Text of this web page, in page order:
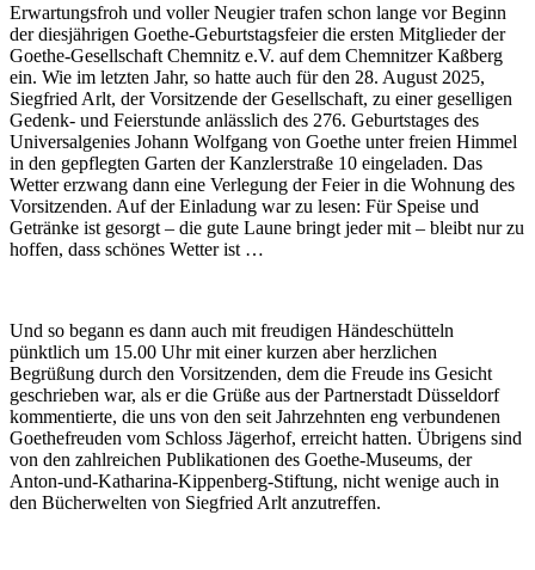
Erwartungsfroh und voller Neugier trafen schon lange vor Beginn
der diesjährigen Goethe-Geburtstagsfeier die ersten Mitglieder der
Goethe-Gesellschaft Chemnitz e.V. auf dem Chemnitzer Kaßberg
ein. Wie im letzten Jahr, so hatte auch für den 28. August 2025,
Siegfried Arlt, der Vorsitzende der Gesellschaft, zu einer geselligen
Gedenk- und Feierstunde anlässlich des 276. Geburtstages des
Universalgenies Johann Wolfgang von Goethe unter freien Himmel
in den gepflegten Garten der Kanzlerstraße 10 eingeladen. Das
Wetter erzwang dann eine Verlegung der Feier in die Wohnung des
Vorsitzenden. Auf der Einladung war zu lesen: Für Speise und
Getränke ist gesorgt – die gute Laune bringt jeder mit – bleibt nur zu
hoffen, dass schönes Wetter ist …
Und so begann es dann auch mit freudigen Händeschütteln
pünktlich um 15.00 Uhr mit einer kurzen aber herzlichen
Begrüßung durch den Vorsitzenden, dem die Freude ins Gesicht
geschrieben war, als er die Grüße aus der Partnerstadt Düsseldorf
kommentierte, die uns von den seit Jahrzehnten eng verbundenen
Goethefreuden vom Schloss Jägerhof, erreicht hatten. Übrigens sind
von den zahlreichen Publikationen des Goethe-Museums, der
Anton-und-Katharina-Kippenberg-Stiftung, nicht wenige auch in
den Bücherwelten von Siegfried Arlt anzutreffen.